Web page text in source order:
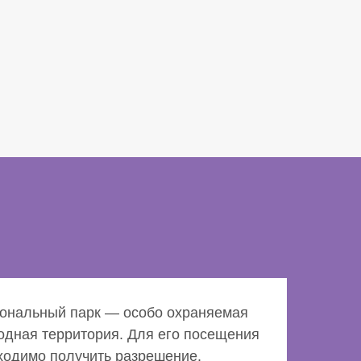
парк — особо охраняемая
территория. Для его посещения
получить разрешение.